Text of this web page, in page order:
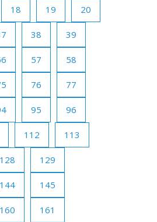
18 19 20
38 39
57 58
76 77
95 96
112 113
128 129
144 145
160 161